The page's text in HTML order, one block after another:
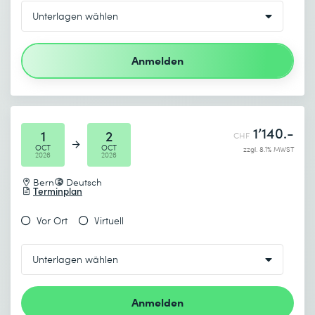
Anmelden
1
OCT
2026
2
OCT
2026
Bern Deutsch
Terminplan
CHF 1’140.-
zzgl. 8.1% MWST
Vor Ort Virtuell
Anmelden